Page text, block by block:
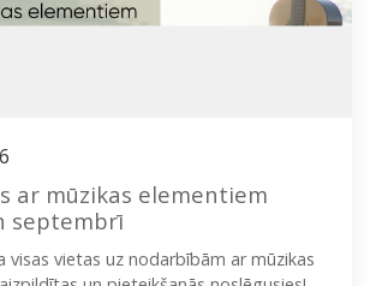
ar mūzikas elementiem
septembrī
visas vietas uz nodarbībām ar mūzikas